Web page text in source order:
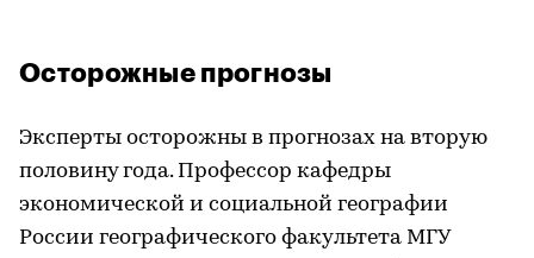
Осторожные прогнозы
Эксперты осторожны в прогнозах на вторую
половину года. Профессор кафедры
экономической и социальной географии
России географического факультета МГУ